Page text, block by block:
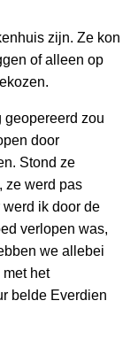
zijn. Ze kon
of alleen op
geopereerd zou
door
Stond ze
ze werd pas
werd ik door de
verlopen was,
we allebei
het
belde Everdien